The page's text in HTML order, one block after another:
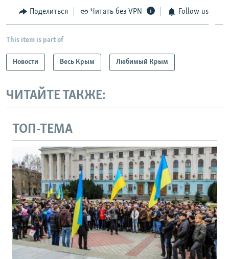
Поделиться Читать без VPN Follow us
This item is part of
Новости Весь Крым Любимый Крым
ЧИТАЙТЕ ТАКЖЕ:
ТОП-ТЕМА